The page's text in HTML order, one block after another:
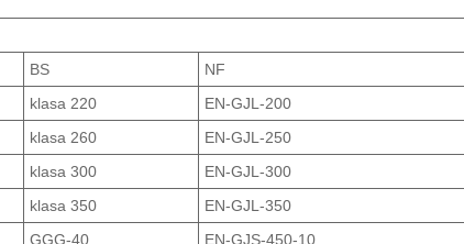
BS NF
klasa 220 EN-GJL-200
klasa 260 EN-GJL-250
klasa 300 EN-GJL-300
klasa 350 EN-GJL-350
GGG-40 EN-GJS-450-10